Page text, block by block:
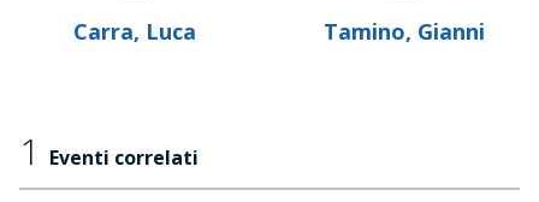
Carra, Luca Tamino, Gianni
1 Eventi correlati